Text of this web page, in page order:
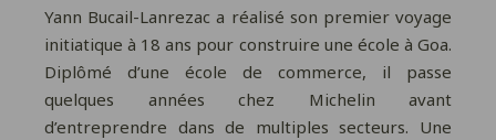
Yann Bucail-Lanrezac a réalisé son premier voyage
initiatique à 18 ans pour construire une école à Goa.
Diplômé d’une école de commerce, il passe
quelques années chez Michelin avant
d’entreprendre dans de multiples secteurs. Une